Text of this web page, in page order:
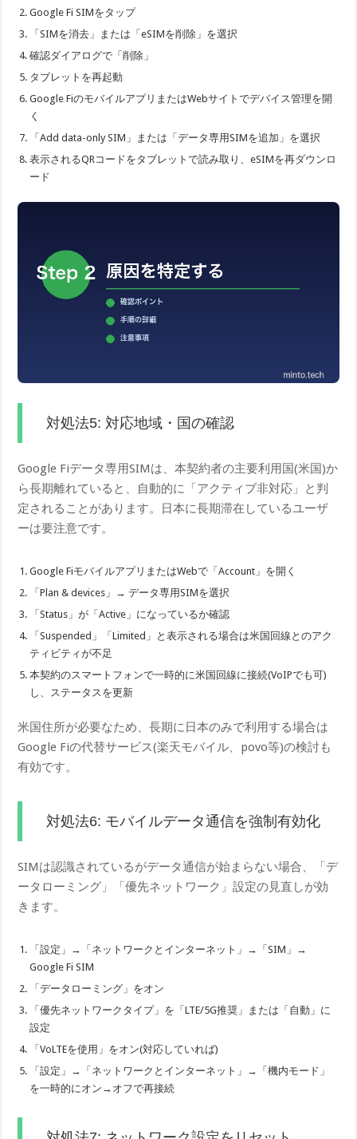
Google Fi SIMをタップ
「SIMを消去」または「eSIMを削除」を選択
確認ダイアログで「削除」
タブレットを再起動
Google FiのモバイルアプリまたはWebサイトでデバイス管理を開
く
「Add data-only SIM」または「データ専用SIMを追加」を選択
表示されるQRコードをタブレットで読み取り、eSIMを再ダウンロ
ード
対処法5: 対応地域・国の確認
Google Fiデータ専用SIMは、本契約者の主要利用国(米国)か
ら長期離れていると、自動的に「アクティブ非対応」と判
定されることがあります。日本に長期滞在しているユーザ
ーは要注意です。
Google FiモバイルアプリまたはWebで「Account」を開く
「Plan & devices」→ データ専用SIMを選択
「Status」が「Active」になっているか確認
「Suspended」「Limited」と表示される場合は米国回線とのアク
ティビティが不足
本契約のスマートフォンで一時的に米国回線に接続(VoIPでも可)
し、ステータスを更新
米国住所が必要なため、長期に日本のみで利用する場合は
Google Fiの代替サービス(楽天モバイル、povo等)の検討も
有効です。
対処法6: モバイルデータ通信を強制有効化
SIMは認識されているがデータ通信が始まらない場合、「デ
ータローミング」「優先ネットワーク」設定の見直しが効
きます。
「設定」→「ネットワークとインターネット」→「SIM」→
Google Fi SIM
「データローミング」をオン
「優先ネットワークタイプ」を「LTE/5G推奨」または「自動」に
設定
「VoLTEを使用」をオン(対応していれば)
「設定」→「ネットワークとインターネット」→「機内モード」
を一時的にオン→オフで再接続